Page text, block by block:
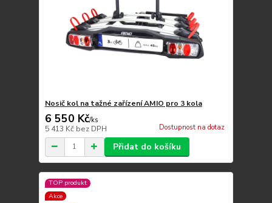
Nosič kol na tažné zařízení AMIO pro 3 kola
6 550 Kč/ks
5 413 Kč bez DPH Dostupnost na dotaz
Přidat do košíku
TOP produkt
Akce